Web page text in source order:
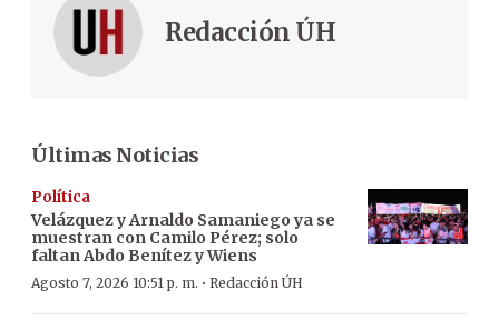
Redacción ÚH
Últimas Noticias
Política
Velázquez y Arnaldo Samaniego ya se
muestran con Camilo Pérez; solo
faltan Abdo Benítez y Wiens
Agosto 7, 2026 10:51 p. m. · Redacción ÚH